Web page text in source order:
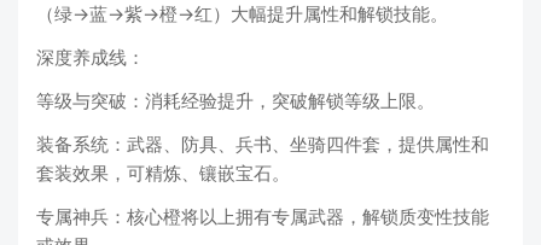
（绿→蓝→紫→橙→红）大幅提升属性和解锁技能。
深度养成线：
等级与突破：消耗经验提升，突破解锁等级上限。
装备系统：武器、防具、兵书、坐骑四件套，提供属性和
套装效果，可精炼、镶嵌宝石。
专属神兵：核心橙将以上拥有专属武器，解锁质变性技能